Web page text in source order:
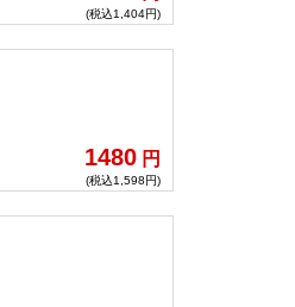
(税込1,404円)
1480 円
(税込1,598円)